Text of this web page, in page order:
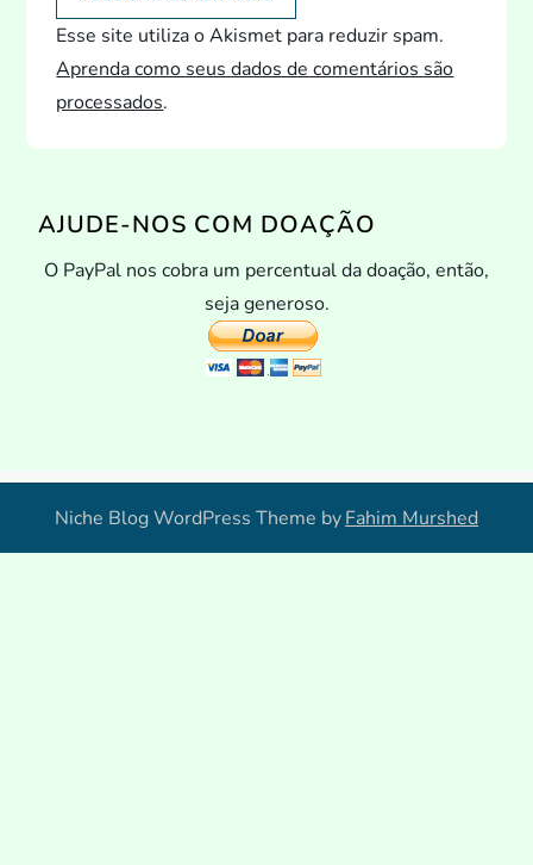
Esse site utiliza o Akismet para reduzir spam.
Aprenda como seus dados de comentários são
processados.
AJUDE-NOS COM DOAÇÃO
O PayPal nos cobra um percentual da doação, então,
seja generoso.
Niche Blog WordPress Theme byFahim Murshed